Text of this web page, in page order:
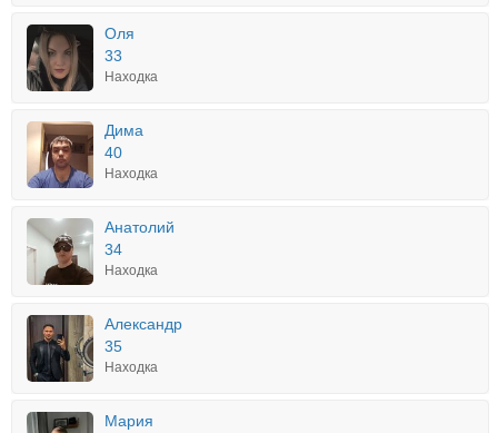
Оля
33
Находка
Дима
40
Находка
Анатолий
34
Находка
Александр
35
Находка
Мария